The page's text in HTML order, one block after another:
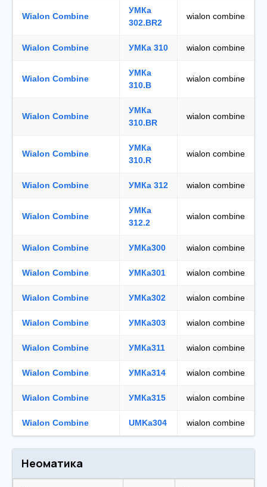
Wialon Combine
УМКа
302.BR2
wialon combine
Wialon Combine УМКа 310 wialon combine
Wialon Combine
УМКа
310.B
wialon combine
Wialon Combine
УМКа
310.BR
wialon combine
Wialon Combine
УМКа
310.R
wialon combine
Wialon Combine УМКа 312 wialon combine
Wialon Combine
УМКа
312.2
wialon combine
Wialon Combine УМКа300 wialon combine
Wialon Combine УМКа301 wialon combine
Wialon Combine УМКа302 wialon combine
Wialon Combine УМКа303 wialon combine
Wialon Combine УМКа311 wialon combine
Wialon Combine УМКа314 wialon combine
Wialon Combine УМКа315 wialon combine
Wialon Combine UMKa304 wialon combine
Неоматика